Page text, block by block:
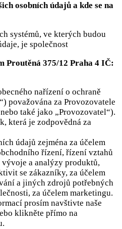
osobních údajů a kde se na
systémů, ve kterých budou
je společnost
Proutěná 375/12 Praha 4 IČ:
nařízení o ochraně
považována za Provozovatele
také jako „Provozovatel“).
která je zodpovědná za
údajů zejména za účelem
řízení, řízení vztahů
vývoje a analýzy produktů,
se zákazníky, za účelem
a jiných zdrojů potřebných
za účelem marketingu.
prosím navštivte naše
klikněte přímo na